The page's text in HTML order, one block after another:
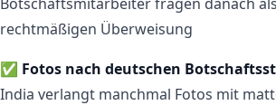
rechtmäßigen Überweisung
✅ Fotos nach deutschen
India verlangt manchmal Fotos mit